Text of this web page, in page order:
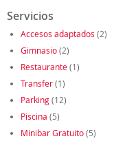
Servicios
Accesos adaptados (2)
Gimnasio(2)
Restaurante(1)
Transfer(1)
Parking(12)
Piscina (5)
Minibar Gratuito(5)